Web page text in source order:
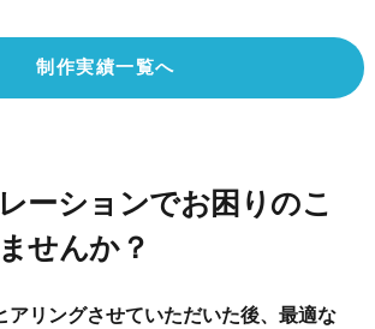
制作実績一覧へ
ーションでお困りのこ
せんか？
アリングさせていただいた後、最適な